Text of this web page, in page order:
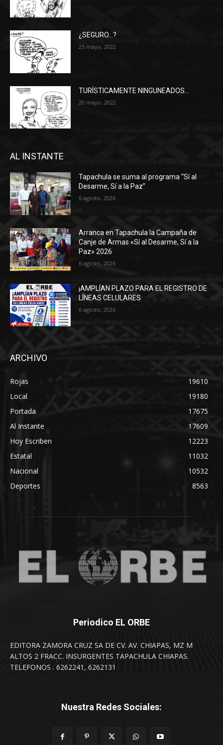
¿SEGURO…?
25 mayo, 2022
TURÍSTICAMENTE NINGUNEADOS…
20 mayo, 2022
AL INSTANTE
Tapachula se suma al programa “Sí al
Desarme, Sí a la Paz”
6 agosto, 2026
Arranca en Tapachula la Campaña de
Canje de Armas «Sí al Desarme, Sí a la
Paz» 2026
6 agosto, 2026
¡AMPLÍAN PLAZO PARA EL REGISTRO DE
LÍNEAS CELULARES
6 agosto, 2026
ARCHIVO
Rojas
19610
Local
19180
Portada
17675
Al Instante
17609
Hoy Escriben
12223
Estatal
11032
Nacional
10532
Deportes
8563
Periodico EL ORBE
EDITORA ZAMORA CRUZ SA DE CV. AV. CHIAPAS, MZ M
ALTOS 2 FRACC. INSURGENTES TAPACHULA CHIAPAS.
TELEFONOS . 6262241, 6262131
Nuestra Redes Sociales: